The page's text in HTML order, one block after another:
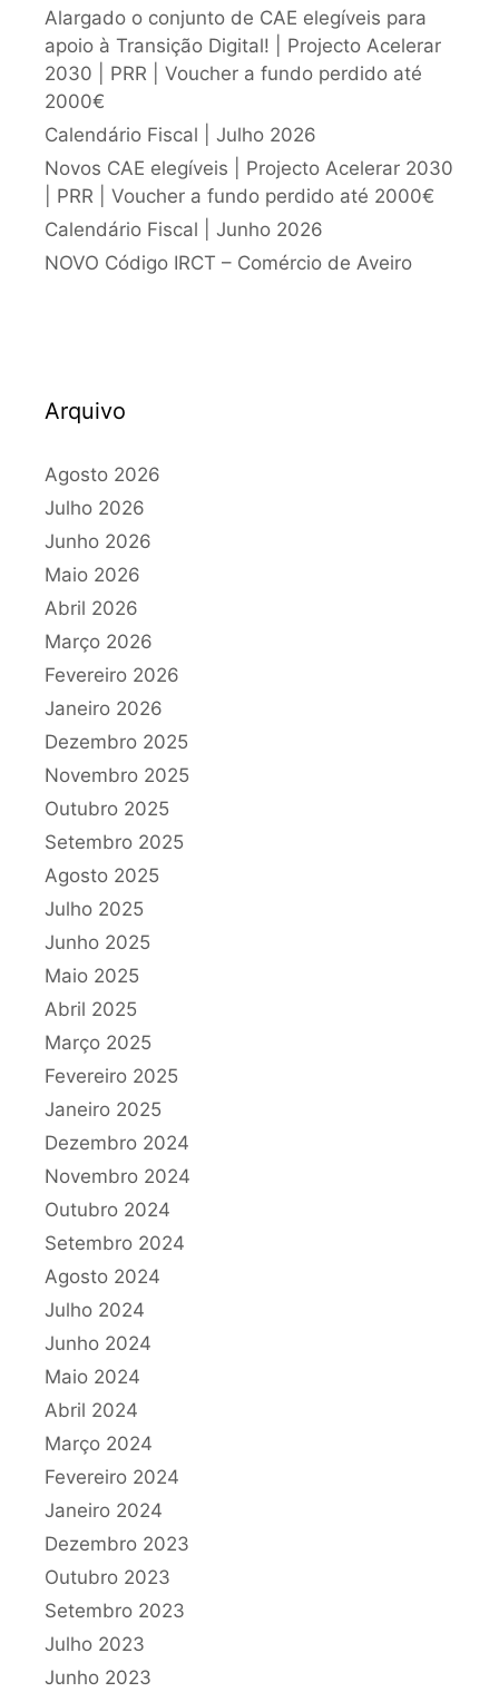
Alargado o conjunto de CAE elegíveis para
apoio à Transição Digital! | Projecto Acelerar
2030 | PRR | Voucher a fundo perdido até
2000€
Calendário Fiscal | Julho 2026
Novos CAE elegíveis | Projecto Acelerar 2030
| PRR | Voucher a fundo perdido até 2000€
Calendário Fiscal | Junho 2026
NOVO Código IRCT – Comércio de Aveiro
Arquivo
Agosto 2026
Julho 2026
Junho 2026
Maio 2026
Abril 2026
Março 2026
Fevereiro 2026
Janeiro 2026
Dezembro 2025
Novembro 2025
Outubro 2025
Setembro 2025
Agosto 2025
Julho 2025
Junho 2025
Maio 2025
Abril 2025
Março 2025
Fevereiro 2025
Janeiro 2025
Dezembro 2024
Novembro 2024
Outubro 2024
Setembro 2024
Agosto 2024
Julho 2024
Junho 2024
Maio 2024
Abril 2024
Março 2024
Fevereiro 2024
Janeiro 2024
Dezembro 2023
Outubro 2023
Setembro 2023
Julho 2023
Junho 2023